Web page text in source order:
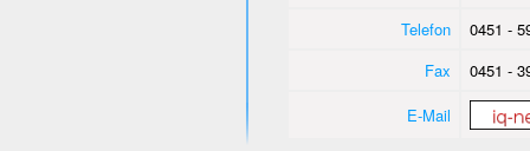
Telefon
0451 -
Fax
0451 -
E-Mail